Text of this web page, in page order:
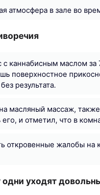
атмосфера в зале во
с каннабисным маслом за
поверхностное
результата.
масляный массаж,
его, и отметил, что в
откровенные жалобы на
уходят